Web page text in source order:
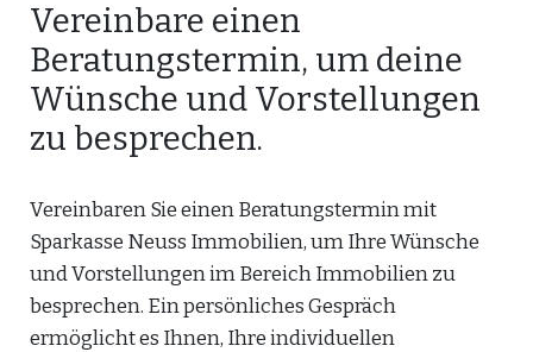
Vereinbare einen
Beratungstermin, um deine
Wünsche und Vorstellungen
zu besprechen.
Vereinbaren Sie einen Beratungstermin mit
Sparkasse Neuss Immobilien, um Ihre Wünsche
und Vorstellungen im Bereich Immobilien zu
besprechen. Ein persönliches Gespräch
ermöglicht es Ihnen, Ihre individuellen